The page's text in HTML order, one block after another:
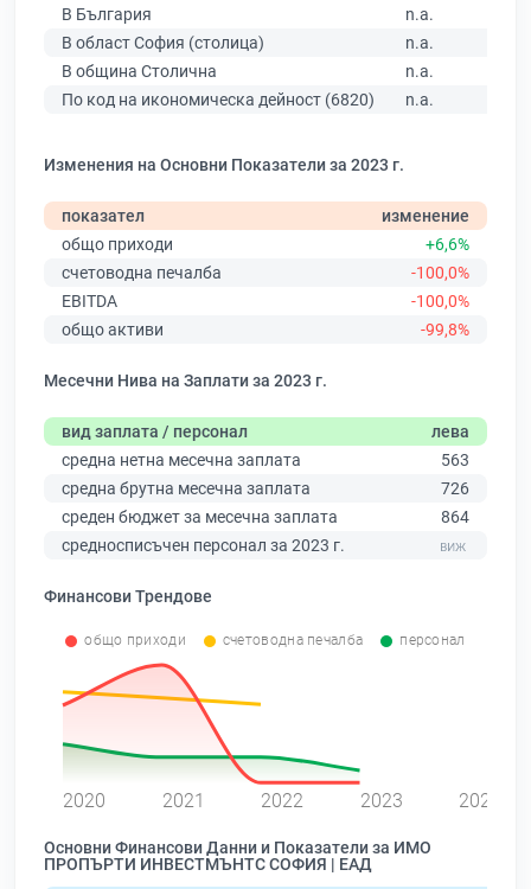
В България
n.a.
В област София (столица)
n.a.
В община Столична
n.a.
По код на икономическа дейност (6820)
n.a.
Изменения на Основни Показатели за 2023 г.
показател
изменение
общо приходи
+6,6%
счетоводна печалба
-100,0%
EBITDA
-100,0%
общо активи
-99,8%
Месечни Нива на Заплати за 2023 г.
вид заплата / персонал
лева
средна нетна месечна заплата
563
средна брутна месечна заплата
726
среден бюджет за месечна заплата
864
средносписъчен персонал за 2023 г.
Финансови Трендове
общо приходи счетоводна печалба персонал
2020 2021 2022 2023 2024
Основни Финансови Данни и Показатели за ИМО
ПРОПЪРТИ ИНВЕСТМЪНТС СОФИЯ | ЕАД